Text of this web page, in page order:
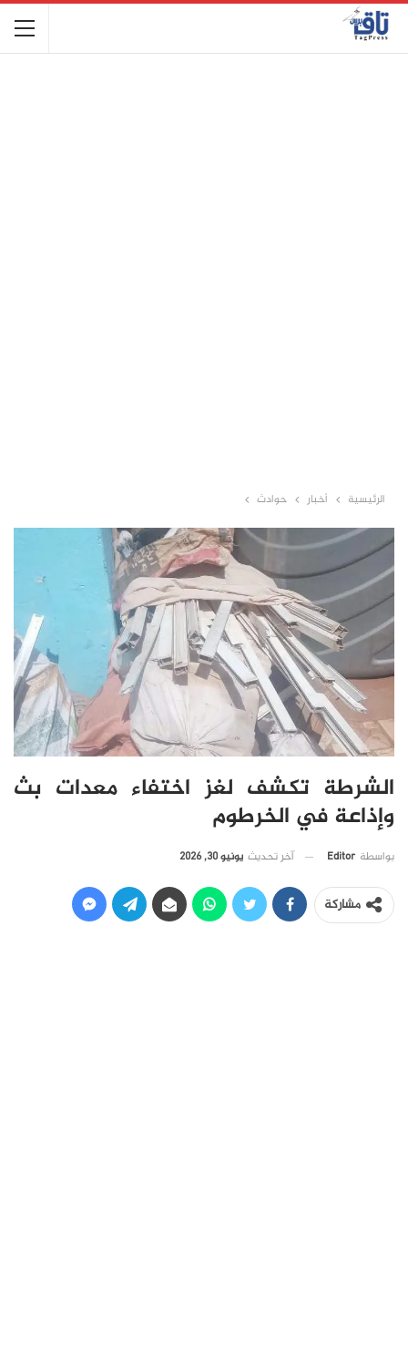
الرئيسية أخبار حوادث
الشرطة تكشف لغز اختفاء معدات بث
وإذاعة في الخرطوم
بواسطة Editor آخر تحديث يونيو 30, 2026
مشاركة